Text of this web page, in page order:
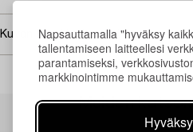
Napsauttamalla "hyväksy
tallentamiseen laitteellesi
parantamiseksi,
markkinointimme
Kuvan käyttöoikeudet
Muiden